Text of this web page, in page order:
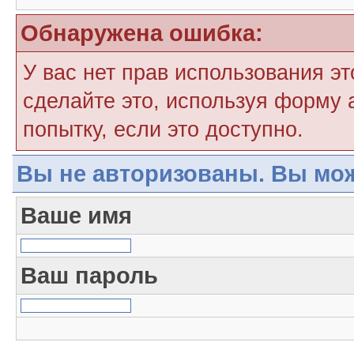
Обнаружена ошибка:
У вас нет прав использования
сделайте это, используя форму
попытку, если это доступно.
Вы не авторизованы. Вы
Ваше имя
Ваш пароль